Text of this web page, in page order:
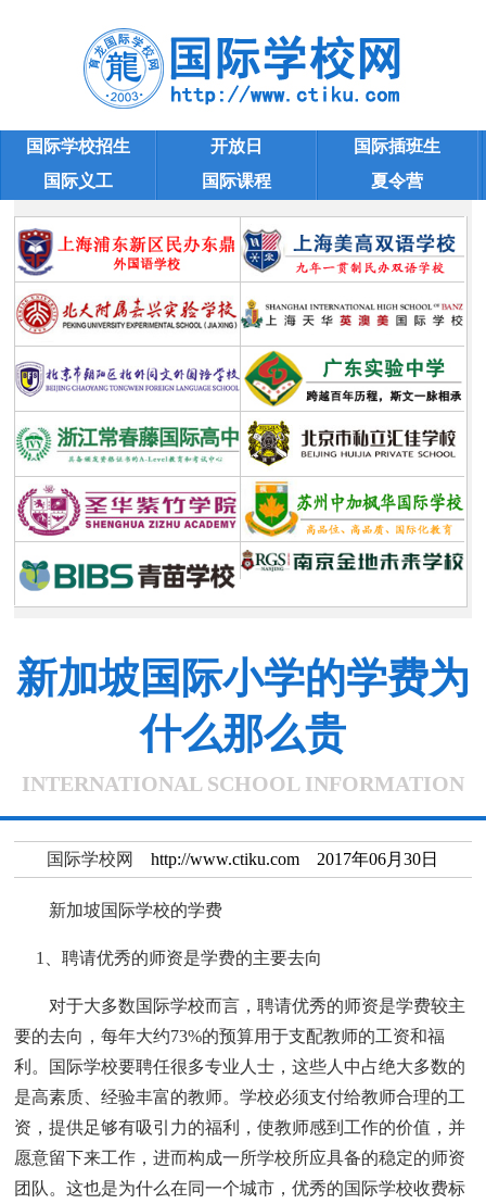
新加坡国际小学
国际学校招生 开放日
国际插班生
国际义工
国际课程
夏令营
学校大全
新加坡国际小学的学费为
什么那么贵
INTERNATIONAL SCHOOL INFORMATION
国际学校网 http://www.ctiku.com 2017年06月30日
新加坡国际学校的学费
1、聘请优秀的师资是学费的主要去向
对于大多数国际学校而言，聘请优秀的师资是学费较主
要的去向，每年大约73%的预算用于支配教师的工资和福
利。国际学校要聘任很多专业人士，这些人中占绝大多数的
是高素质、经验丰富的教师。学校必须支付给教师合理的工
资，提供足够有吸引力的福利，使教师感到工作的价值，并
愿意留下来工作，进而构成一所学校所应具备的稳定的师资
团队。这也是为什么在同一个城市，优秀的国际学校收费标